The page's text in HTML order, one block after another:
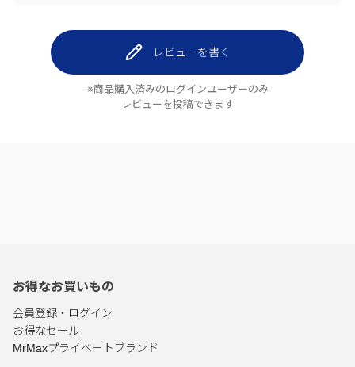
レビューを書く
※商品購入済みのログインユーザーのみ
レビューを投稿できます
お得なお買いもの
会員登録・ログイン
お得なセール
MrMaxプライベートブランド